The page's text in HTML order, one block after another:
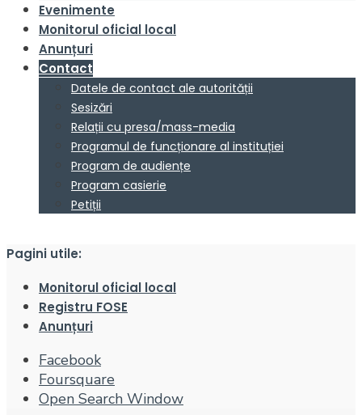
Evenimente
Monitorul oficial local
Anunțuri
Contact
Datele de contact ale autorității
Sesizări
Relații cu presa/mass-media
Programul de funcționare al instituției
Program de audiențe
Program casierie
Petiții
Pagini utile:
Monitorul oficial local
Registru FOSE
Anunțuri
Facebook
Foursquare
Open Search Window